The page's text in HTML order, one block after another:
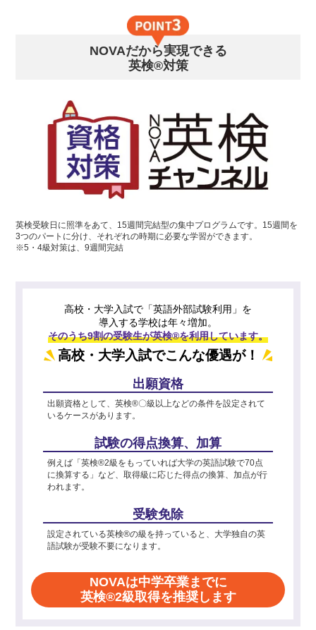
NOVAだから実現できる
英検®対策
英検受験日に照準をあて、15週間完結型の集中プログラムです。15週間を
3つのパートに分け、それぞれの時期に必要な学習ができます。
※5・4級対策は、9週間完結
高校・大学入試で「英語外部試験利用」を
導入する学校は年々増加。
そのうち9割の受験生が英検®を利用しています。
高校・大学入試でこんな優遇が！
出願資格
出願資格として、英検®〇級以上などの条件を設定されて
いるケースがあります。
試験の得点換算、加算
例えば「英検®2級をもっていれば大学の英語試験で70点
に換算する」など、取得級に応じた得点の換算、加点が行
われます。
受験免除
設定されている英検®の級を持っていると、大学独自の英
語試験が受験不要になります。
NOVAは中学卒業までに
英検®2級取得を推奨します